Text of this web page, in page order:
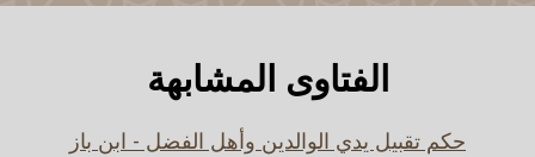
الفتاوى المشابهة
حكم تقبيل يدي الوالدين وأهل الفضل - ابن باز